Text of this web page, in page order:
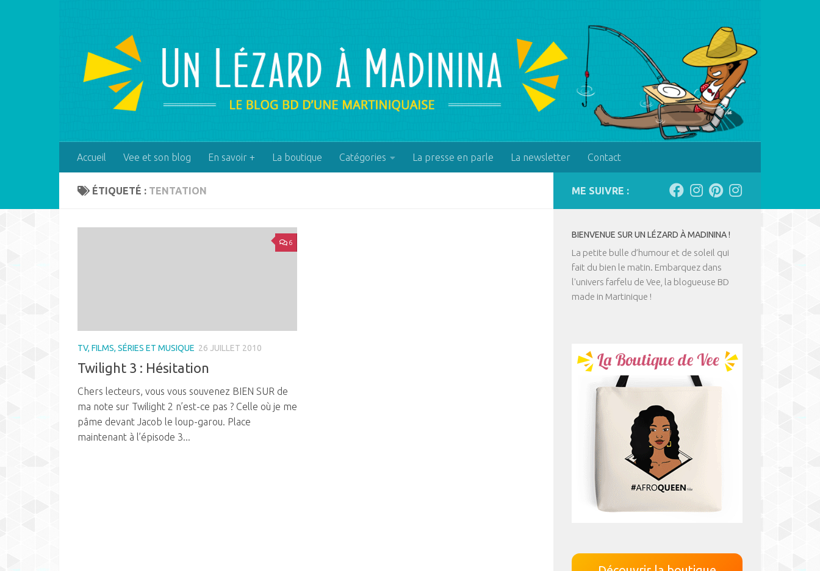
Accueil Vee et son blog En savoir + La boutique Catégories La presse en parle La newsletter Contact
ÉTIQUETÉ : TENTATION
6
TV, FILMS, SÉRIES ET MUSIQUE 26 JUILLET 2010
Twilight 3 : Hésitation
Chers lecteurs, vous vous souvenez BIEN SUR de
ma note sur Twilight 2 n’est-ce pas ? Celle où je me
pâme devant Jacob le loup-garou. Place
maintenant à l’épisode 3...
ME SUIVRE :
BIENVENUE SUR UN LÉZARD À MADININA !
La petite bulle d’humour et de soleil qui
fait du bien le matin. Embarquez dans
l'univers farfelu de Vee, la blogueuse BD
made in Martinique !